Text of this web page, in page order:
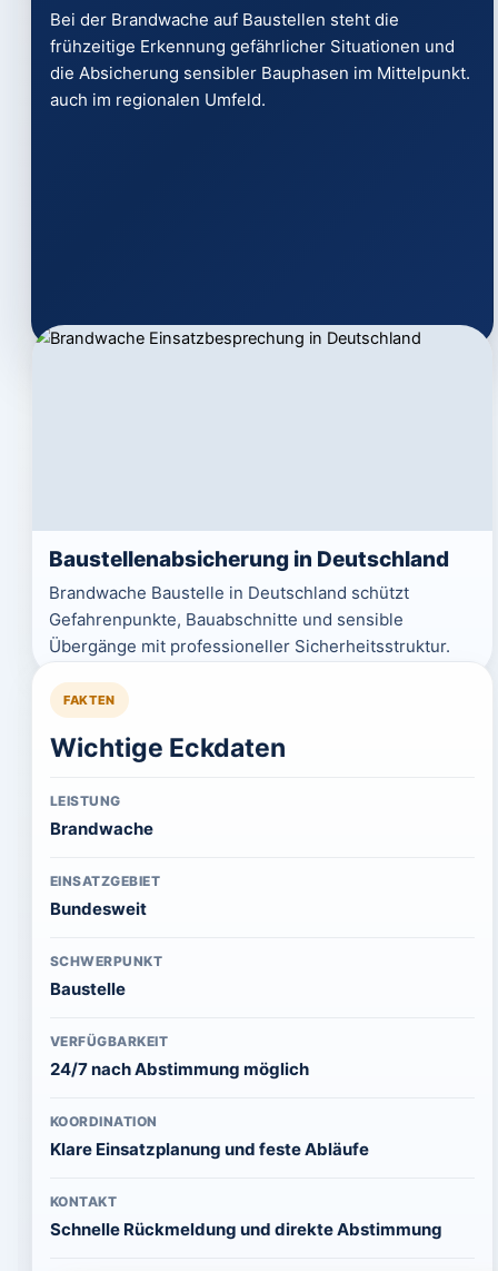
Bei der Brandwache auf Baustellen steht die
frühzeitige Erkennung gefährlicher Situationen und
die Absicherung sensibler Bauphasen im Mittelpunkt.
auch im regionalen Umfeld.
Baustellenabsicherung in Deutschland
Brandwache Baustelle in Deutschland schützt
Gefahrenpunkte, Bauabschnitte und sensible
Übergänge mit professioneller Sicherheitsstruktur.
FAKTEN
Wichtige Eckdaten
LEISTUNG
Brandwache
EINSATZGEBIET
Bundesweit
SCHWERPUNKT
Baustelle
VERFÜGBARKEIT
24/7 nach Abstimmung möglich
KOORDINATION
Klare Einsatzplanung und feste Abläufe
KONTAKT
Schnelle Rückmeldung und direkte Abstimmung